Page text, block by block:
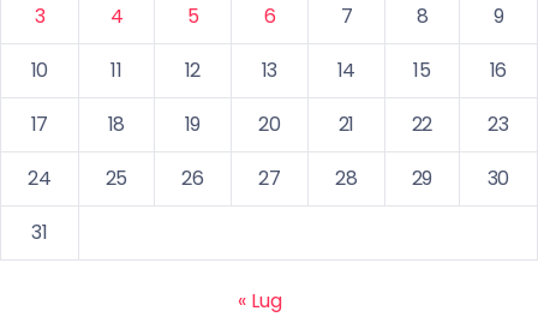
3
4 5 6 7 8
9
10
11 12 13 14 15
16
17
18 19 20 21 22
23
24
25 26 27 28 29
30
31
« Lug